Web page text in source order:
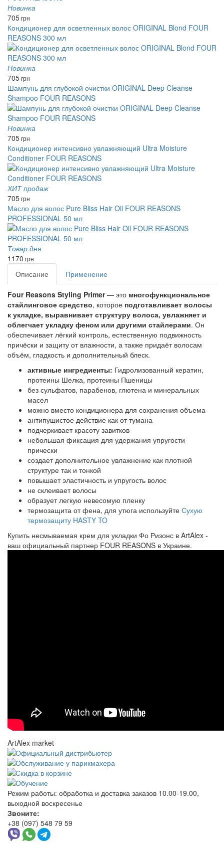
Новинка
705грн
Кондиционер для осветленных волос ORIGINAL Blond FOUR
REASONS 300 мл
Новинка
705грн
Шампунь для глубокой очистки ORIGINAL Deep Cleanse
Shampoo FOUR REASONS
Новинка
705грн
Кондиционер интенсивно увлажняющий Ultra Moisture
Conditioner FOUR REASONS
ХИТ продаж
705грн
Масло для волос Pure Bliss Hair Oil FOUR REASONS
PROFESSIONAL 50 мл
Товар дня
1170 грн
Описание Применение
Four Reasons Styling Primer— это многофункциональное
стайлинговое средство, которое подготавливает волосы
к укладке, выравнивает структуру волоса, увлажняет и
облегчает укладку феном или другими стайлерами. Он
обеспечиваетлёгкий контроль, естественную подвижность
причёски и защиту от влажности, а также придаёт волосам
объём, гладкость и дополнительный блеск.
активные ингредиенты: Гидролизованный кератин,
протеины Шелка, протеины Пшеницы
без сульфатов, парабенов, глютена и минеральных
масел
можно вместо кондиционера для сохранения объема
антипушистое действие как от тумана
подчеркивает красоту завитков
небольшая фиксация для удержания упругости
прически
создает дополнительное увлажнение как плотной
структуре так и тонкой
повышает эластичность и упругость волос
не склеивает волосы
образует легкую невесомую пленку
термозащита от фена, для утюга используйте Сухую
термозащиту HASTY TO
Купить несмываемая крем для укладки Фо Ризонс в ArtAlex -
ваш официальный партнер FOUR REASONS в Украине.
ArtAlex market
Режим работы: обработка и доставка заказов 10.00-19.00,
выходной воскресенье
Звоните:
+38 (097) 548 79 59